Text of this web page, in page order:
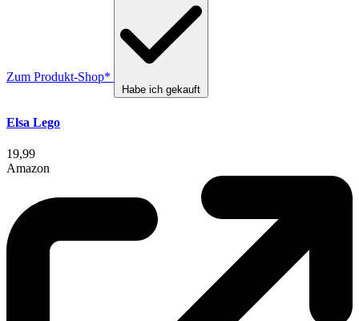
Zum Produkt-Shop*
Habe ich gekauft
Elsa Lego
19,99
Amazon